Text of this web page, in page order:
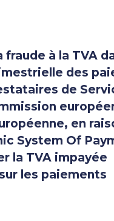
à la TVA
des
de
en
System Of
la TVA impayée
les paiements